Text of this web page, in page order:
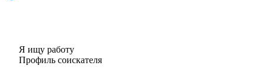
Я ищу работу
Профиль соискателя